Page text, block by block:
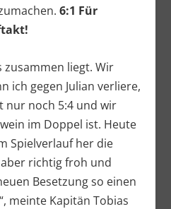
6:1 Für
zusammen liegt. Wir
ich gegen Julian verliere,
nur noch 5:4 und wir
im Doppel ist. Heute
Spielverlauf her die
richtig froh und
Besetzung so einen
meinte Kapitän Tobias